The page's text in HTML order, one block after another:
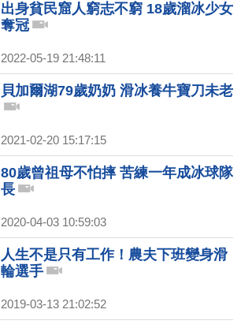
出身貧民窟人窮志不窮 18歲溜冰少女
奪冠
2022-05-19 21:48:11
貝加爾湖79歲奶奶 滑冰養牛寶刀未老
2021-02-20 15:17:15
80歲曾祖母不怕摔 苦練一年成冰球隊
長
2020-04-03 10:59:03
人生不是只有工作！農夫下班變身滑
輪選手
2019-03-13 21:02:52